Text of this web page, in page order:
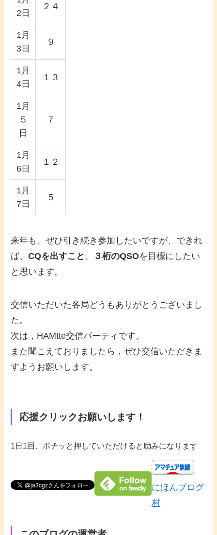
2日
２４
1月
3日
９
1月
4日
１３
1月
５
日
７
1月
6日
１２
1月
7日
５
来年も、ぜひ引き続き参加したいですが、できれ
ば、CQを出すこと 、 ３桁のQSOを目標にしたい
と思います。
交信いただいた各局どうもありがとうございまし
た。
次は，HAMtte交信パーティです。
また聞こえておりましたら，ぜひ交信いただきま
すようお願いします。
応援クリックお願いします！
1日1回、ポチッと押していただけると励みになります
にほんブログ
村